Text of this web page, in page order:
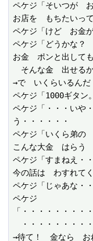
ペケジ「そいつが　
お店を　もちたいっ
ペケジ「けど　お金
ペケジ「どうかな？
お金　ポンと出して
そんな金　出せるか
→で　いくらいるんだ
ペケジ「1000ギタン。
ペケジ「・・・いや
う・・・・・・
ペケジ「いくら弟の
こんな大金　はらう
ペケジ「すまねえ・
今の話は　わすれて
ペケジ「じゃあな・
ペケジ
「・・・・・・・・
・・・・・・・・
→待て！　金なら　お